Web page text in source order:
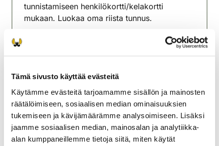
Tämä sivusto käyttää evästeitä
Käytämme evästeitä tarjoamamme sisällön ja mainosten
räätälöimiseen, sosiaalisen median ominaisuuksien
tukemiseen ja kävijämäärämme analysoimiseen. Lisäksi
jaamme sosiaalisen median, mainosalan ja analytiikka-
alan kumppaneillemme tietoja siitä, miten käytät
tunnistamiseen henkilökortti/kelakortti
mukaan. Luokaa oma riista tunnus.
Sähköinen tutkinto. Mahdollisuus myös
Pakollinen ennakkoilmoittatuminen
Kuusamon riistanhoitoyhdistys
Oulu
040-3544899
kuusamo@rhy.riista.fi